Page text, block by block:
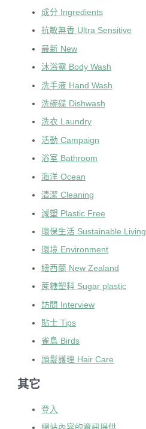
成分 Ingredients
抗敏無香 Ultra Sensitive
最新 New
沐浴露 Body Wash
洗手液 Hand Wash
洗碗碟 Dishwash
洗衣 Laundry
活動 Campaign
浴室 Bathroom
海洋 Ocean
清潔 Cleaning
減塑 Plastic Free
環保生活 Sustainable Living
環境 Environment
紐西蘭 New Zealand
蔗糖塑料 Sugar plastic
訪問 Interview
貼士 Tips
雀鳥 Birds
頭髮護理 Hair Care
其它
登入